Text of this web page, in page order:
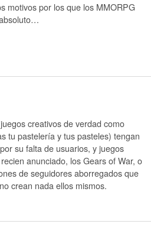
motivos por los que los MMORPG
creativos de verdad como
tu pastelería y tus pasteles) tengan
su falta de usuarios, y juegos
anunciado, los Gears of War, o
de seguidores aborregados que
crean nada ellos mismos.